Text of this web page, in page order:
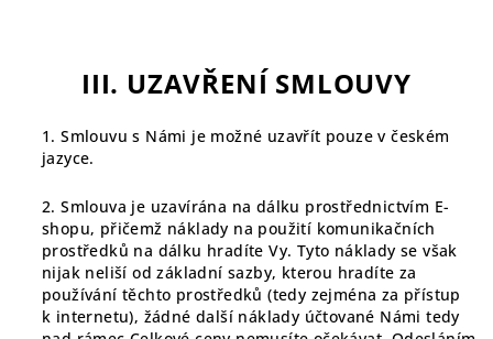
III. UZAVŘENÍ SMLOUVY
1. Smlouvu s Námi je možné uzavřít pouze v českém
jazyce.
2. Smlouva je uzavírána na dálku prostřednictvím E-
shopu, přičemž náklady na použití komunikačních
prostředků na dálku hradíte Vy. Tyto náklady se však
nijak neliší od základní sazby, kterou hradíte za
používání těchto prostředků (tedy zejména za přístup
k internetu), žádné další náklady účtované Námi tedy